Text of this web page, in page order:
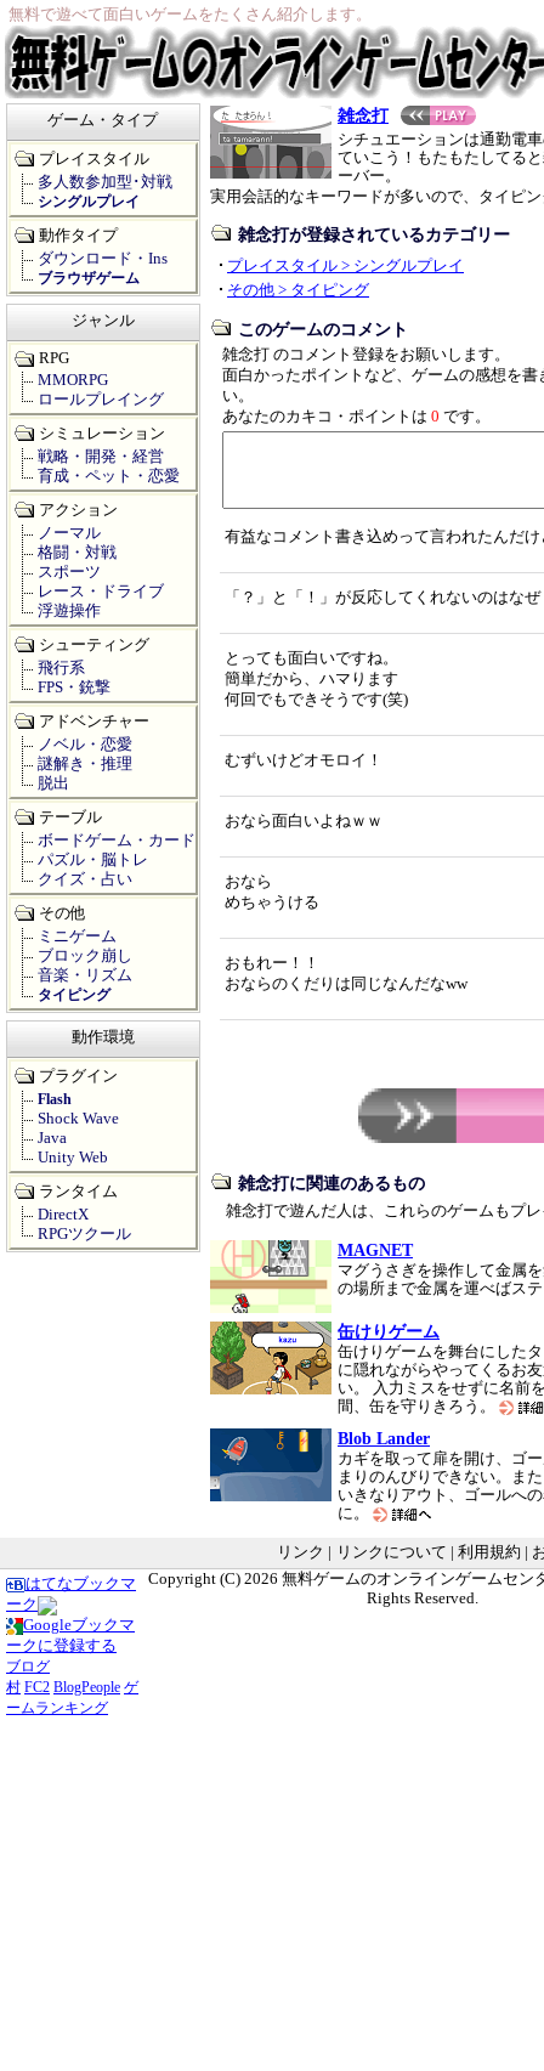
無料で遊べて面白いゲームをたくさん紹介します。
雑念打
シチュエーションは通勤電
ていこう！もたもたしてる
ーバー。
実用会話的なキーワードが多いので、タイピ
雑念打が登録されているカテゴリー
プレイスタイル > シングルプレイ
その他 > タイピング
このゲームのコメント
雑念打 のコメント登録をお願いします。
面白かったポイントなど、ゲームの感想を書
い。
あなたのカキコ・ポイントは 0 です。
有益なコメント書き込めって言われたんだ
「？」と「！」が反応してくれないのはなぜ
とっても面白いですね。
簡単だから、ハマります
何回でもできそうです(笑)
むずいけどオモロイ！
おなら面白いよねｗｗ
おなら
めちゃうける
おもれー！！
おならのくだりは同じなんだなww
雑念打に関連のあるもの
雑念打で遊んだ人は、これらのゲームもプ
MAGNET
マグうさぎを操作して金属
の場所まで金属を運べばス
缶けりゲーム
缶けりゲームを舞台にした
に隠れながらやってくるお
い。 入力ミスをせずに名前
間、缶を守りきろう。
Blob Lander
カギを取って扉を開け、ゴ
まりのんびりできない。ま
いきなりアウト、ゴールへ
に。
ゲーム・タイプ
プレイスタイル
多人数参加型･対戦
シングルプレイ
動作タイプ
ダウンロード・Ins
ブラウザゲーム
ジャンル
RPG
MMORPG
ロールプレイング
シミュレーション
戦略・開発・経営
育成・ペット・恋愛
アクション
ノーマル
格闘・対戦
スポーツ
レース・ドライブ
浮遊操作
シューティング
飛行系
FPS・銃撃
アドベンチャー
ノベル・恋愛
謎解き・推理
脱出
テーブル
ボードゲーム・カード
パズル・脳トレ
クイズ・占い
その他
ミニゲーム
ブロック崩し
音楽・リズム
タイピング
動作環境
プラグイン
Flash
Shock Wave
Java
Unity Web
ランタイム
DirectX
RPGツクール
リンク リンクについて 利用規約
はてなブックマ
ーク
Googleブックマ
ークに登録する
ブログ
村 FC2 BlogPeople ゲ
ームランキング
Copyright (C) 2026 無料ゲームのオンラインゲームセン
Rights Reserved.